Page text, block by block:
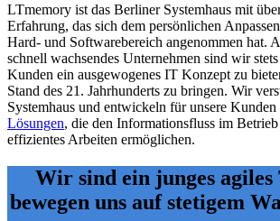
LTmemory ist das Berliner Systemhaus mit
Erfahrung, das sich dem persönlichen
Hard- und Softwarebereich angenommen hat.
schnell wachsendes Unternehmen sind wir
Kunden ein ausgewogenes IT Konzept zu
Stand des 21. Jahrhunderts zu bringen. Wir
Systemhaus und entwickeln für unsere Kunden
Lösungen, die den Informationsfluss im
effizientes Arbeiten ermöglichen.
Wir sind ein junges agiles
bewegen uns auf stetigem